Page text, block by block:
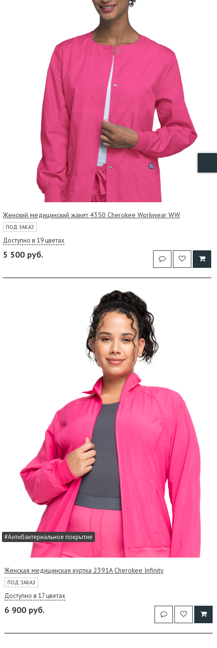
Женский медицинский жакет 4350 Cherokee Workwear WW
ПОД ЗАКАЗ
Доступно в 19 цветах
5 500 руб.
#Антибактериальное покрытие
Женская медицинская куртка 2391A Cherokee Infinity
ПОД ЗАКАЗ
Доступно в 17 цветах
6 900 руб.